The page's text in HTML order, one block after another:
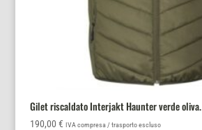
Gilet riscaldato Interjakt Haunter verde oliva.
190,00 € IVA compresa / trasporto escluso